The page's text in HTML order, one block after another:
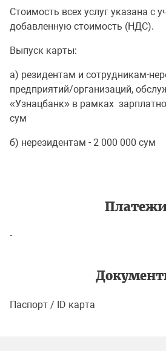
Стоимость всех услуг указана с
добавленную стоимость (НДС).
Выпуск карты:
a) резидентам и сотрудникам-
предприятий/организаций,
«Узнацбанк» в рамках
сум
б) нерезидентам - 2 000 000 сум
-
Паспорт / ID карта